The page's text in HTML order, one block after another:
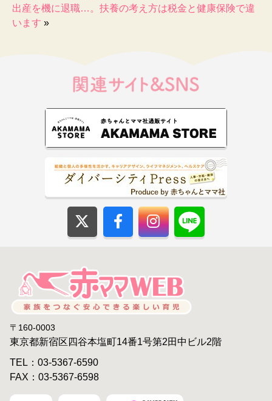
出産を機に退職…。扶養の考え方は税金と健康保険で違
います »
〒160-0003
東京都新宿区四谷本塩町14番1号第2田中ビル2階
TEL：03-5367-6590
FAX：03-5367-6598